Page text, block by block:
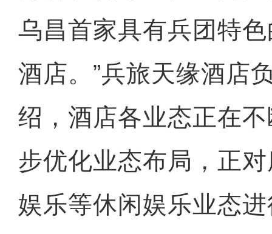
乌昌首家具有兵团特
酒店。”兵旅天缘酒店
绍，酒店各业态正在
步优化业态布局，正
娱乐等休闲娱乐业态